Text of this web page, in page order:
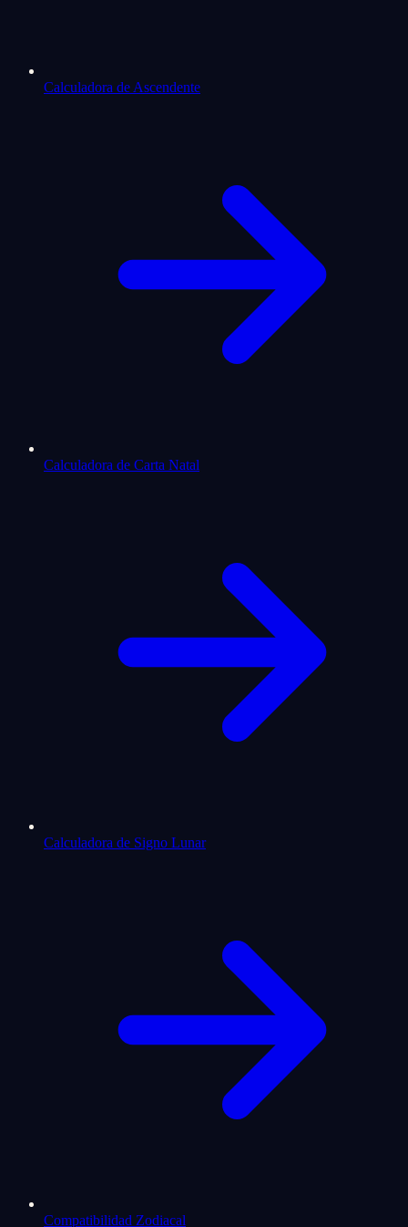
Calculadora de Ascendente
Calculadora de Carta Natal
Calculadora de Signo Lunar
Compatibilidad Zodiacal